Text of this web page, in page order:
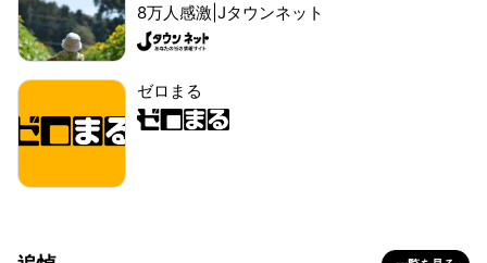
8万人感激|Jタウンネット
ゼロまる